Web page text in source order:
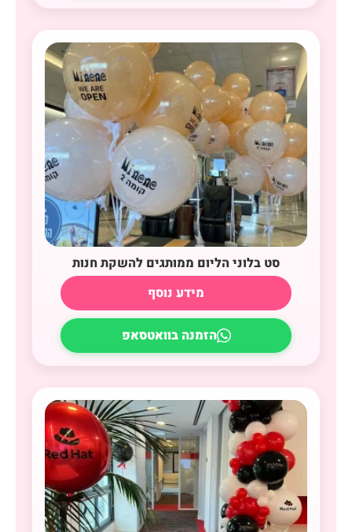
סט בלוני הליום ממותגים להשקת חנות
מידע נוסף
הזמנה בוואטסאפ